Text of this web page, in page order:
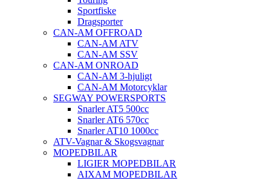
Sportfiske
Dragsporter
CAN-AM OFFROAD
CAN-AM ATV
CAN-AM SSV
CAN-AM ONROAD
CAN-AM 3-hjuligt
CAN-AM Motorcyklar
SEGWAY POWERSPORTS
Snarler AT5 500cc
Snarler AT6 570cc
Snarler AT10 1000cc
ATV-Vagnar & Skogsvagnar
MOPEDBILAR
LIGIER MOPEDBILAR
AIXAM MOPEDBILAR